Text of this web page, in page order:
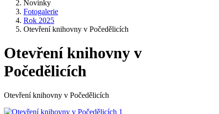
Novinky
Fotogalerie
Rok 2025
Otevření knihovny v Počedělicích
Otevření knihovny v
Počedělicích
Otevření knihovny v Počedělicích